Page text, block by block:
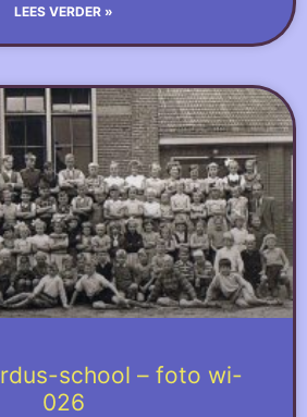
LEES VERDER »
school – foto wi-
026